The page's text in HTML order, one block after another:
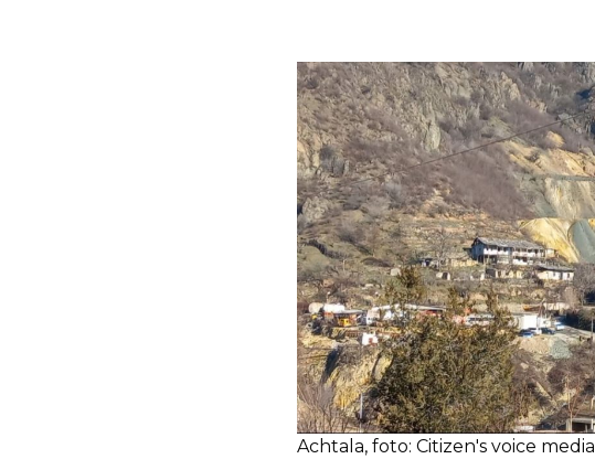
Achtala, foto: Citizen's voice media